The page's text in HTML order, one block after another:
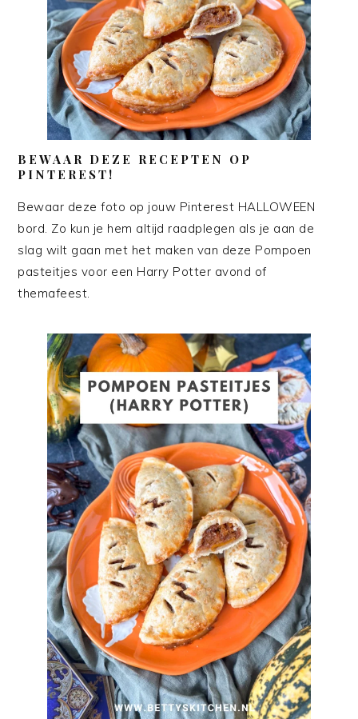
BEWAAR DEZE RECEPTEN OP
PINTEREST!
Bewaar deze foto op jouw Pinterest HALLOWEEN
bord. Zo kun je hem altijd raadplegen als je aan de
slag wilt gaan met het maken van deze Pompoen
pasteitjes voor een Harry Potter avond of
themafeest.